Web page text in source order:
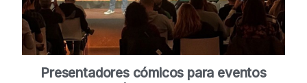
Presentadores cómicos para eventos